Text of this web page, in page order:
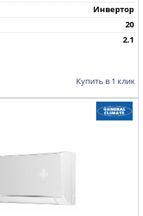
Инвертор
20
2.1
Купить в 1 клик